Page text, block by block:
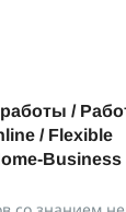
/
/ Flexible
Business